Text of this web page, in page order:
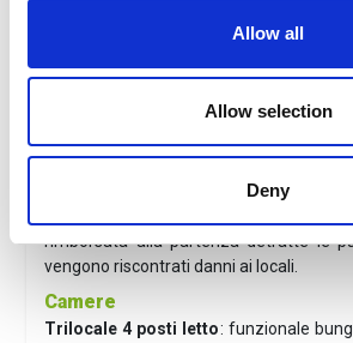
Allow all
Allow selection
Deny
ultimo ritorno con pausa tra le 13:30
seconda degli orari si prende a
400 m.) La fermata sarà sulla via
dalla passeggiata a mare.
Wi-Fi gratuito in tutto il villaggio.
rimborsata alla partenza detratte le
vengono riscontrati danni ai locali.
Camere
Trilocale 4 posti letto: funzionale